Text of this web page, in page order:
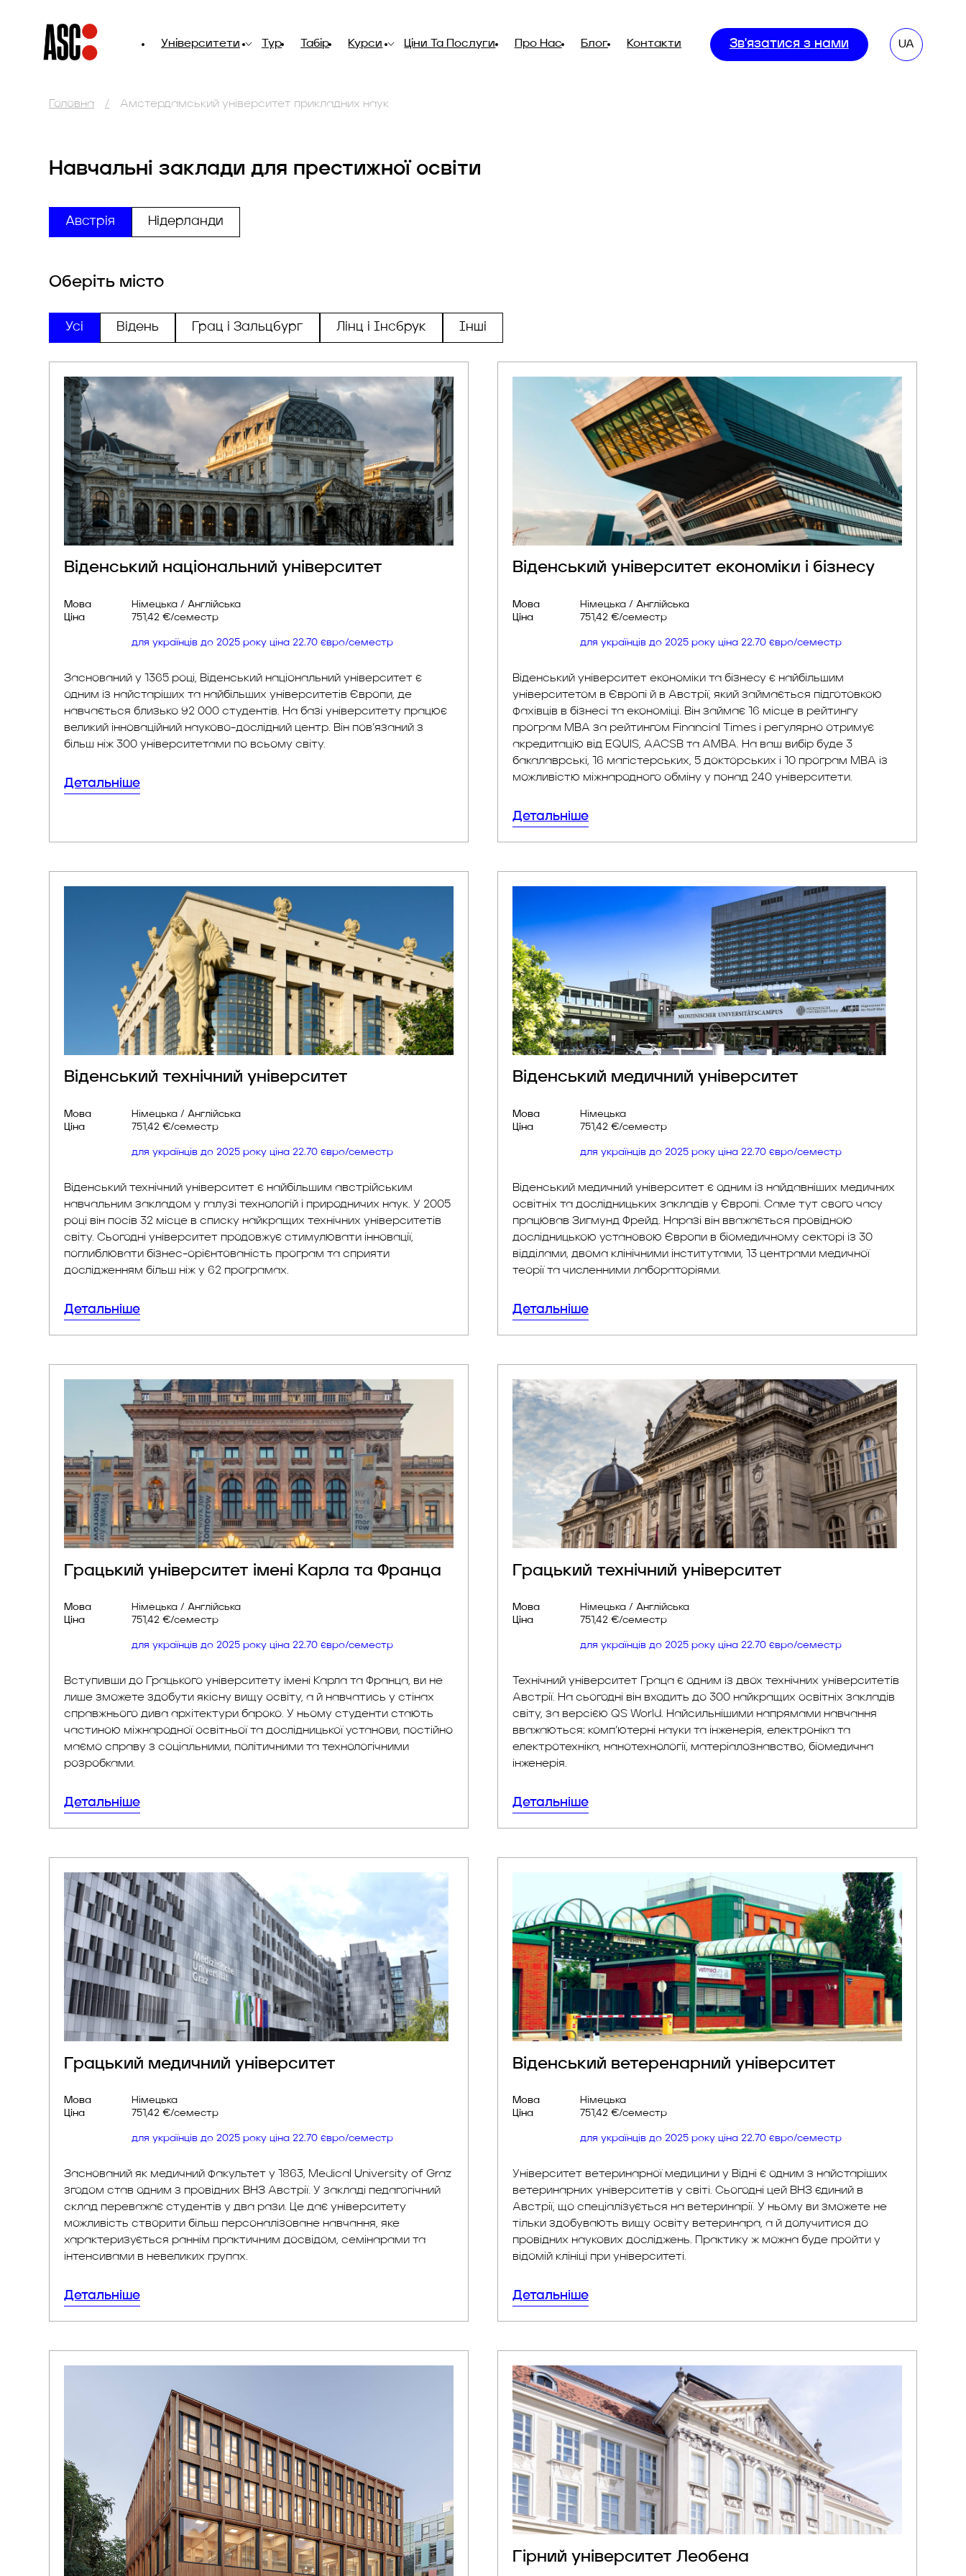
Університети Тур Табір Курси Ціни Та Послуги Про Нас Блог Контакти Зв'язатися з нами UA
Головна Амстердамський університет прикладних наук
Навчальні заклади для престижної освіти
Австрія Нідерланди
Оберіть місто
Усі Відень Грац і Зальцбург Інші
Лінц і Інсбрук
Віденський національний університет
Мова
Німецька / Англійська
Ціна
751,42 €/семестр
для українців до 2025 року ціна 22.70 євро/семестр
Заснований у 1365 році, Віденський національний університет є
одним із найстаріших та найбільших університетів Європи, де
навчається близько 92 000 студентів. На базі університету працює
великий інноваційний науково-дослідний центр. Він пов’язаний з більш
ніж 300 університетами по всьому світу.
Детальніше
Віденський університет економіки і бізнесу
Мова
Німецька / Англійська
Ціна
751,42 €/семестр
для українців до 2025 року ціна 22.70 євро/семестр
Віденський університет економіки та бізнесу є найбільшим
університетом в Європі й в Австрії, який займається підготовкою
фахівців в бізнесі та економіці. Він займає 16 місце в рейтингу
програм MBA за рейтингом Financial Times і регулярно отримує
акредитацію від EQUIS, AACSB та AMBA. На ваш вибір буде 3
бакалаврські, 16 магістерських, 5 докторських і 10 програм MBA із
можливістю міжнародного обміну у понад 240 університети.
Детальніше
Віденський технічний університет
Мова
Німецька / Англійська
Ціна
751,42 €/семестр
для українців до 2025 року ціна 22.70 євро/семестр
Віденський технічний університет є найбільшим австрійським
навчальним закладом у галузі технологій і природничих наук. У 2005
році він посів 32 місце в списку найкращих технічних університетів
світу. Сьогодні університет продовжує стимулювати інновації,
поглиблювати бізнес-орієнтованість програм та сприяти
дослідженням більш ніж у 62 програмах.
Детальніше
Віденський медичний університет
Мова
Німецька
Ціна
751,42 €/семестр
для українців до 2025 року ціна 22.70 євро/семестр
Віденський медичний університет є одним із найдавніших медичних
освітніх та дослідницьких закладів у Європі. Саме тут свого часу
працював Зигмунд Фрейд. Наразі він вважається провідною
дослідницькою установою Європи в біомедичному секторі із 30
відділами, двома клінічними інститутами, 13 центрами медичної теорії
та численними лабораторіями.
Детальніше
Грацький університет імені Карла та Франца
Мова
Німецька / Англійська
Ціна
751,42 €/семестр
для українців до 2025 року ціна 22.70 євро/семестр
Вступивши до Грацького університету імені Карла та Франца, ви не
лише зможете здобути якісну вищу освіту, а й навчатись у стінах
справжнього дива архітектури бароко. У ньому студенти стають
частиною міжнародної освітньої та дослідницької установи, постійно
маємо справу з соціальними, політичними та технологічними
розробками.
Детальніше
Грацький технічний університет
Мова
Німецька / Англійська
Ціна
751,42 €/семестр
для українців до 2025 року ціна 22.70 євро/семестр
Технічний університет Граца є одним із двох технічних університетів
Австрії. На сьогодні він входить до 300 найкращих освітніх закладів
світу, за версією QS World. Найсильнішими напрямами навчання
вважаються: комп’ютерні науки та інженерія, електроніка та
електротехніка, нанотехнології, матеріалознавство, біомедична
інженерія.
Детальніше
Грацький медичний університет
Мова
Німецька
Ціна
751,42 €/семестр
для українців до 2025 року ціна 22.70 євро/семестр
Заснований як медичний факультет у 1863, Medical University of Graz
згодом став одним з провідних ВНЗ Австрії. У закладі педагогічний
склад переважає студентів у два рази. Це дає університету
можливість створити більш персоналізоване навчання, яке
характеризується раннім практичним досвідом, семінарами та
інтенсивами в невеликих групах.
Детальніше
Віденський ветеренарний університет
Мова
Німецька
Ціна
751,42 €/семестр
для українців до 2025 року ціна 22.70 євро/семестр
Університет ветеринарної медицини у Відні є одним з найстаріших
ветеринарних університетів у світі. Сьогодні цей ВНЗ єдиний в
Австрії, що спеціалізується на ветеринарії. У ньому ви зможете не
тільки здобувають вищу освіту ветеринара, а й долучитися до
провідних наукових досліджень. Практику ж можна буде пройти у
відомій клініці при університеті.
Детальніше
Гірний університет Леобена
ДАРУЄМО ЧЕК-ЛИСТ
Для успішного вступу в Австрію за підписку на наші новини
Відправляючи форму ви даєте згоду на обробку